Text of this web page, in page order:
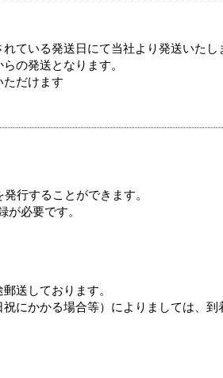
ている発送日にて当社より発送いたし
の発送となります。
だけます
行することができます。
必要です。
送しております。
にかかる場合等）によりましては、到